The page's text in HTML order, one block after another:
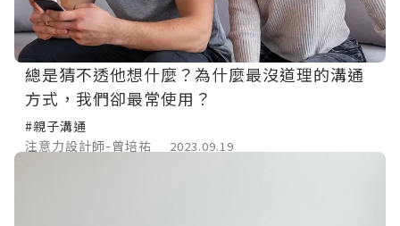
總是猜不透他想什麼？為什麼最沒道理的溝通
方式，我們卻最常使用？
#親子溝通
注意力設計師-曾培祐
2023.09.19